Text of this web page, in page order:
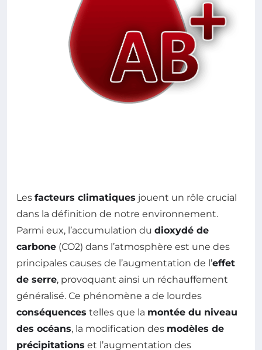
Les facteurs climatiques jouent un rôle crucial
dans la définition de notre environnement.
Parmi eux, l’accumulation du dioxydé de
carbone (CO2) dans l’atmosphère est une des
principales causes de l’augmentation de l’effet
de serre, provoquant ainsi un réchauffement
généralisé. Ce phénomène a de lourdes
conséquences telles que la montée du niveau
des océans, la modification des modèles de
précipitations et l’augmentation des